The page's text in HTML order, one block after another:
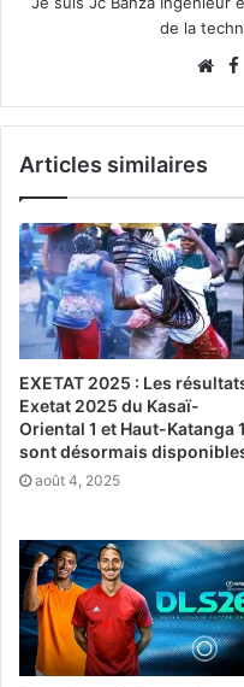
de la
Articles similaires
EXETAT 2025 : Les
Exetat 2025 du Kasaï-
Oriental 1 et Haut-Katanga 1
sont désormais
août 4, 2025